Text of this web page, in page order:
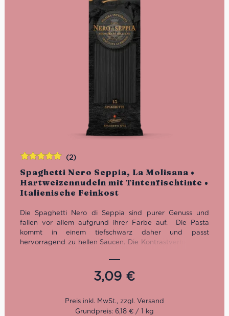
Spaghetti Nero Seppia, La Molisana •
Hartweizennudeln mit Tintenfischtinte •
Italienische Feinkost
(2)
Die Spaghetti Nero di Seppia sind purer Genuss und
fallen vor allem aufgrund ihrer Farbe auf. Die Pasta
kommt in einem tiefschwarz daher und passt
hervorragend zu hellen Saucen. Die Kontrastverhältnisse,
schmecken dazu auch noch wunderbar. Die schwarzen
Speghetti lassen sich wunderbar mit Fisch oder
Meeresfrüchten kombinieren.
Kochzeit: 10 Minuten
Packung: 500g
3,09 €
Bewertet
mit5.00von
5
Grundpreis: 6,18 € / 1 kg